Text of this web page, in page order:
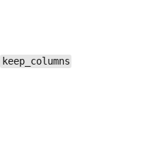
keep_columns